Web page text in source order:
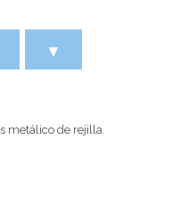
▼
metálico de rejilla.